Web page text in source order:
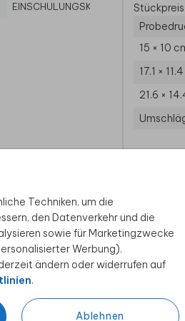
Techniken, um die
den Datenverkehr und die
sowie für Marketingzwecke
Werbung).
ändern oder widerrufen auf
.
Ablehnen
EINSCHULUNGSKARTE
15 × 10
17.1 ×
21.6 ×